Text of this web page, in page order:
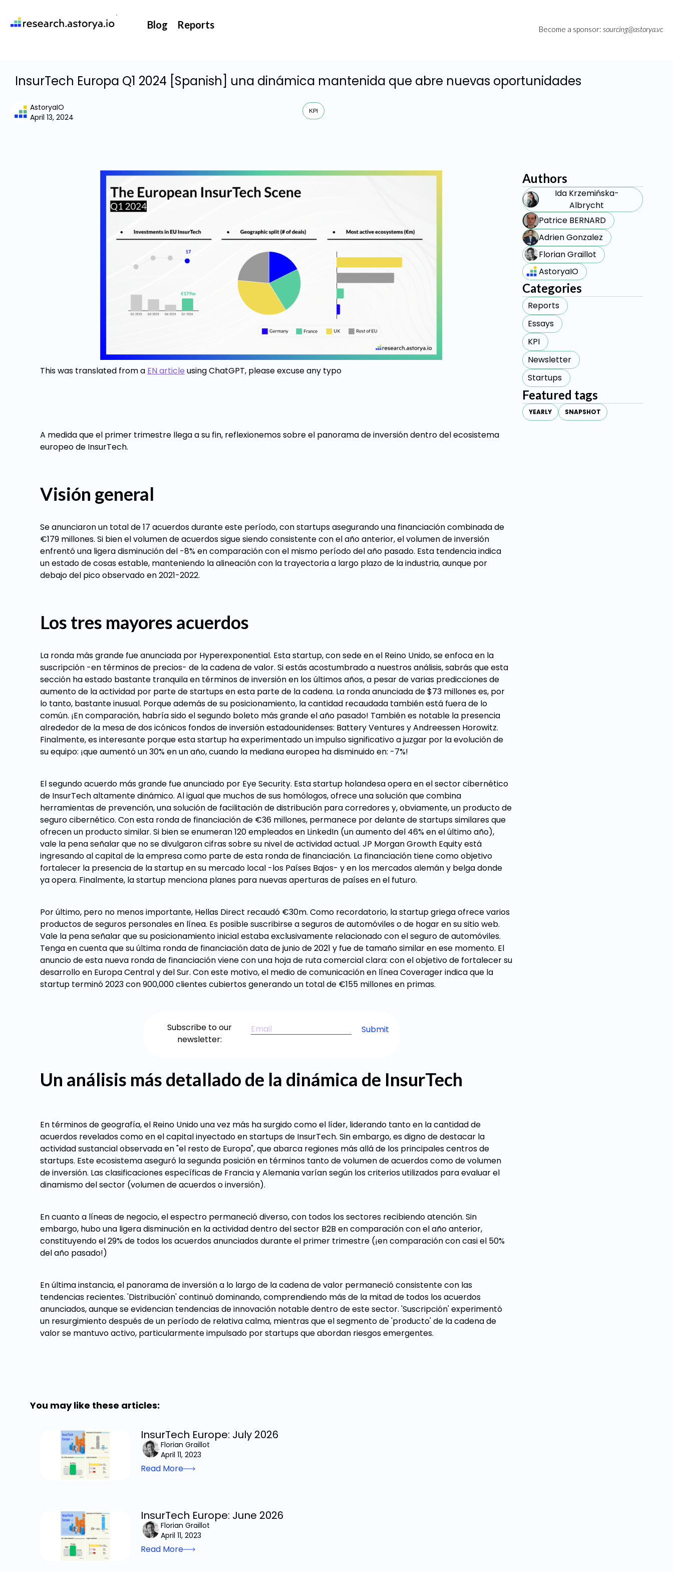
Become a sponsor: sourcing@astorya.vc
Blog Reports
InsurTech Europa Q1 2024 [Spanish] una dinámica mantenida que abre nuevas oportunidades
AstoryaIO
April 13, 2024
KPI
This was translated from a EN article using ChatGPT, please excuse any typo
A medida que el primer trimestre llega a su fin, reflexionemos sobre el panorama de inversión dentro del ecosistema
europeo de InsurTech.
Visión general
Se anunciaron un total de 17 acuerdos durante este período, con startups asegurando una financiación combinada de
€179 millones. Si bien el volumen de acuerdos sigue siendo consistente con el año anterior, el volumen de inversión
enfrentó una ligera disminución del -8% en comparación con el mismo período del año pasado. Esta tendencia indica
un estado de cosas estable, manteniendo la alineación con la trayectoria a largo plazo de la industria, aunque por
debajo del pico observado en 2021-2022.
Los tres mayores acuerdos
La ronda más grande fue anunciada por Hyperexponential. Esta startup, con sede en el Reino Unido, se enfoca en la
suscripción -en términos de precios- de la cadena de valor. Si estás acostumbrado a nuestros análisis, sabrás que esta
sección ha estado bastante tranquila en términos de inversión en los últimos años, a pesar de varias predicciones de
aumento de la actividad por parte de startups en esta parte de la cadena. La ronda anunciada de $73 millones es, por
lo tanto, bastante inusual. Porque además de su posicionamiento, la cantidad recaudada también está fuera de lo
común. ¡En comparación, habría sido el segundo boleto más grande el año pasado! También es notable la presencia
alrededor de la mesa de dos icónicos fondos de inversión estadounidenses: Battery Ventures y Andreessen Horowitz.
Finalmente, es interesante porque esta startup ha experimentado un impulso significativo a juzgar por la evolución de
su equipo: ¡que aumentó un 30% en un año, cuando la mediana europea ha disminuido en: -7%!
El segundo acuerdo más grande fue anunciado por Eye Security. Esta startup holandesa opera en el sector cibernético
de InsurTech altamente dinámico. Al igual que muchos de sus homólogos, ofrece una solución que combina
herramientas de prevención, una solución de facilitación de distribución para corredores y, obviamente, un producto de
seguro cibernético. Con esta ronda de financiación de €36 millones, permanece por delante de startups similares que
ofrecen un producto similar. Si bien se enumeran 120 empleados en LinkedIn (un aumento del 46% en el último año),
vale la pena señalar que no se divulgaron cifras sobre su nivel de actividad actual. JP Morgan Growth Equity está
ingresando al capital de la empresa como parte de esta ronda de financiación. La financiación tiene como objetivo
fortalecer la presencia de la startup en su mercado local -los Países Bajos- y en los mercados alemán y belga donde
ya opera. Finalmente, la startup menciona planes para nuevas aperturas de países en el futuro.
Por último, pero no menos importante, Hellas Direct recaudó €30m. Como recordatorio, la startup griega ofrece varios
productos de seguros personales en línea. Es posible suscribirse a seguros de automóviles o de hogar en su sitio web.
Vale la pena señalar que su posicionamiento inicial estaba exclusivamente relacionado con el seguro de automóviles.
Tenga en cuenta que su última ronda de financiación data de junio de 2021 y fue de tamaño similar en ese momento. El
anuncio de esta nueva ronda de financiación viene con una hoja de ruta comercial clara: con el objetivo de fortalecer su
desarrollo en Europa Central y del Sur. Con este motivo, el medio de comunicación en línea Coverager indica que la
startup terminó 2023 con 900,000 clientes cubiertos generando un total de €155 millones en primas.
Subscribe to our
newsletter:
Un análisis más detallado de la dinámica de InsurTech
En términos de geografía, el Reino Unido una vez más ha surgido como el líder, liderando tanto en la cantidad de
acuerdos revelados como en el capital inyectado en startups de InsurTech. Sin embargo, es digno de destacar la
actividad sustancial observada en "el resto de Europa", que abarca regiones más allá de los principales centros de
startups. Este ecosistema aseguró la segunda posición en términos tanto de volumen de acuerdos como de volumen
de inversión. Las clasificaciones específicas de Francia y Alemania varían según los criterios utilizados para evaluar el
dinamismo del sector (volumen de acuerdos o inversión).
En cuanto a líneas de negocio, el espectro permaneció diverso, con todos los sectores recibiendo atención. Sin
embargo, hubo una ligera disminución en la actividad dentro del sector B2B en comparación con el año anterior,
constituyendo el 29% de todos los acuerdos anunciados durante el primer trimestre (¡en comparación con casi el 50%
del año pasado!)
En última instancia, el panorama de inversión a lo largo de la cadena de valor permaneció consistente con las
tendencias recientes. 'Distribución' continuó dominando, comprendiendo más de la mitad de todos los acuerdos
anunciados, aunque se evidencian tendencias de innovación notable dentro de este sector. 'Suscripción' experimentó
un resurgimiento después de un período de relativa calma, mientras que el segmento de 'producto' de la cadena de
valor se mantuvo activo, particularmente impulsado por startups que abordan riesgos emergentes.
You may like these articles:
InsurTech Europe: July 2026
Florian Graillot
April 11, 2023
Read More
InsurTech Europe: June 2026
Florian Graillot
April 11, 2023
Read More
Authors
Ida Krzemińska-
Albrycht
Patrice BERNARD
Adrien Gonzalez
Florian Graillot
AstoryaIO
Categories
Reports
Essays
KPI
Newsletter
Startups
Featured tags
YEARLY SNAPSHOT